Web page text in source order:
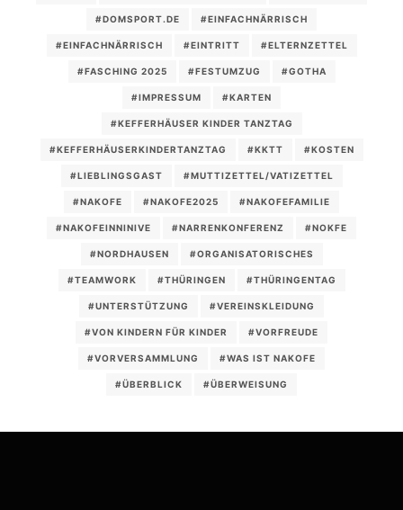
#DOMSPORT.DE #EINFACHNÄRRISCH
#EINFACHNÄRRISCH #EINTRITT #ELTERNZETTEL
#FASCHING 2025 #FESTUMZUG #GOTHA
#IMPRESSUM #KARTEN
#KEFFERHÄUSER KINDER TANZTAG
#KEFFERHÄUSERKINDERTANZTAG #KKTT #KOSTEN
#LIEBLINGSGAST #MUTTIZETTEL/VATIZETTEL
#NAKOFE #NAKOFE2025 #NAKOFEFAMILIE
#NAKOFEINNINIVE #NARRENKONFERENZ #NOKFE
#NORDHAUSEN #ORGANISATORISCHES
#TEAMWORK #THÜRINGEN #THÜRINGENTAG
#UNTERSTÜTZUNG #VEREINSKLEIDUNG
#VON KINDERN FÜR KINDER #VORFREUDE
#VORVERSAMMLUNG #WAS IST NAKOFE
#ÜBERBLICK #ÜBERWEISUNG